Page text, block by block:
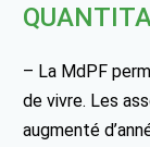
– La MdPF
de vivre. Les
augmenté